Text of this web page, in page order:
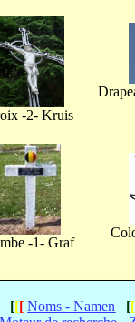
-2- Kruis
-1- Graf
[[[ Noms - Namen [[